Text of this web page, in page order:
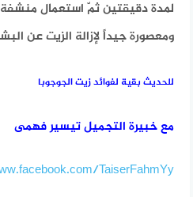
لمدة دقيقتين ثمّ استعمال
ومعصورة جيداً لإزالة الزيت عن
للحديث بقية لفوائد زيت الجوجوبا
مع خبيرة التجميل تيسير فهمى
TaiserFahmYy/